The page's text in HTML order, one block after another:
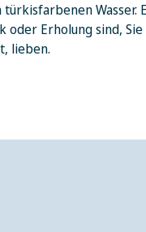
Wasser.
oder Erholung sind,
lieben.